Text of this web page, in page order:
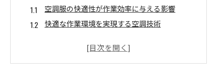
空調服の快適性が作業効率に与える影響
快適な作業環境を実現する空調技術
作業のストレスを軽減する空調服